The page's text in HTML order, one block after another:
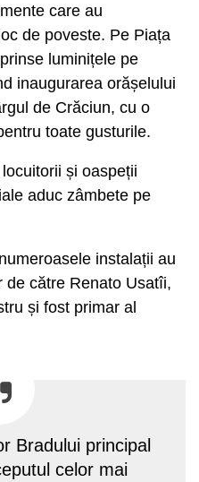
care au
de poveste. Pe Piața
luminițele pe
inaugurarea orășelului
de Crăciun, cu o
toate gusturile.
și oaspeții
aduc zâmbete pe
instalații au
către Renato Usatîi,
și fost primar al
Bradului principal
celor mai